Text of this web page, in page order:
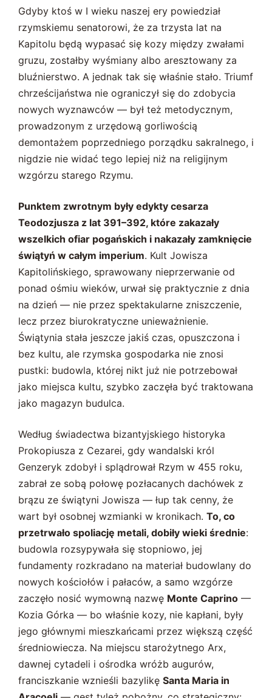
Gdyby ktoś w I wieku naszej ery powiedział
rzymskiemu senatorowi, że za trzysta lat na
Kapitolu będą wypasać się kozy między zwałami
gruzu, zostałby wyśmiany albo aresztowany za
bluźnierstwo. A jednak tak się właśnie stało. Triumf
chrześcijaństwa nie ograniczył się do zdobycia
nowych wyznawców — był też metodycznym,
prowadzonym z urzędową gorliwością
demontażem poprzedniego porządku sakralnego, i
nigdzie nie widać tego lepiej niż na religijnym
wzgórzu starego Rzymu.
Punktem zwrotnym były edykty cesarza
Teodozjusza z lat 391–392, które zakazały
wszelkich ofiar pogańskich i nakazały zamknięcie
świątyń w całym imperium. Kult Jowisza
Kapitolińskiego, sprawowany nieprzerwanie od
ponad ośmiu wieków, urwał się praktycznie z dnia
na dzień — nie przez spektakularne zniszczenie,
lecz przez biurokratyczne unieważnienie.
Świątynia stała jeszcze jakiś czas, opuszczona i
bez kultu, ale rzymska gospodarka nie znosi
pustki: budowla, której nikt już nie potrzebował
jako miejsca kultu, szybko zaczęła być traktowana
jako magazyn budulca.
Według świadectwa bizantyjskiego historyka
Prokopiusza z Cezarei, gdy wandalski król
Genzeryk zdobył i splądrował Rzym w 455 roku,
zabrał ze sobą połowę pozłacanych dachówek z
brązu ze świątyni Jowisza — łup tak cenny, że
wart był osobnej wzmianki w kronikach. To, co
przetrwało spoliację metali, dobiły wieki średnie:
budowla rozsypywała się stopniowo, jej
fundamenty rozkradano na materiał budowlany do
nowych kościołów i pałaców, a samo wzgórze
zaczęło nosić wymowną nazwę Monte Caprino —
Kozia Górka — bo właśnie kozy, nie kapłani, były
jego głównymi mieszkańcami przez większą część
średniowiecza. Na miejscu starożytnego Arx,
dawnej cytadeli i ośrodka wróżb augurów,
franciszkanie wznieśli bazylikę Santa Maria in